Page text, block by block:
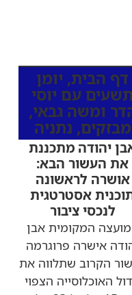
דף הבית, יומן
תשעים עם יוסי
ומשה גבאי,
מבזקים, נתניה
יהודה מתכננת
את העשור הבא:
אושרה לראשונה
אסטרטגית
לנכסי ציבור
המקומית אבן
אישרה פרוגרמה
הקרוב שתלווה את
האוכלוסייה הצפוי